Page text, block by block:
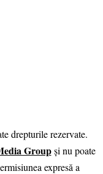
drepturile rezervate.
Groupși nu poate
expresă a